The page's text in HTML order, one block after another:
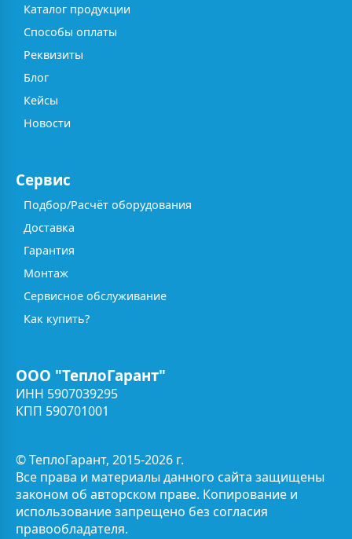
Каталог продукции
Способы оплаты
Реквизиты
Блог
Кейсы
Новости
Сервис
Подбор/Расчёт оборудования
Доставка
Гарантия
Монтаж
Сервисное обслуживание
Как купить?
ООО "ТеплоГарант"
ИНН 5907039295
КПП 590701001
© ТеплоГарант, 2015-2026 г.
Все права и материалы данного сайта защищены
законом об авторском праве. Копирование и
использование запрещено без согласия
правообладателя.